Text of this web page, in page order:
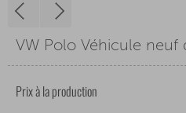
VW Polo Véhicule neuf
Prix à la production